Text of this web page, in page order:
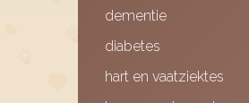
dementie
diabetes
hart en vaatziektes